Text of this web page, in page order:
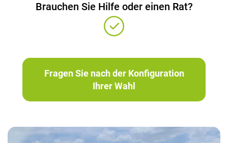
Brauchen Sie Hilfe oder einen Rat?
Fragen Sie nach der Konfiguration
Ihrer Wahl